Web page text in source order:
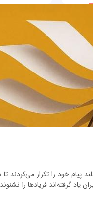
خود را تکرار می‌کردند تا
گرفته‌اند فریادها را